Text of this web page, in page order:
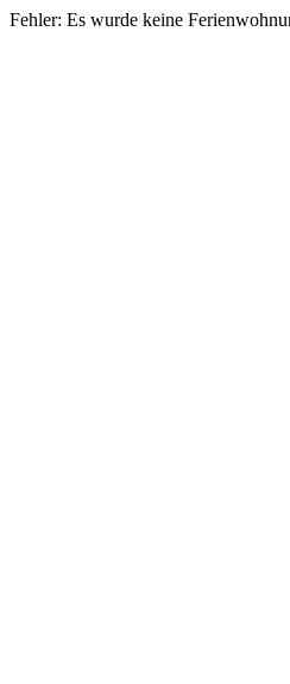
Fehler: Es wurde keine